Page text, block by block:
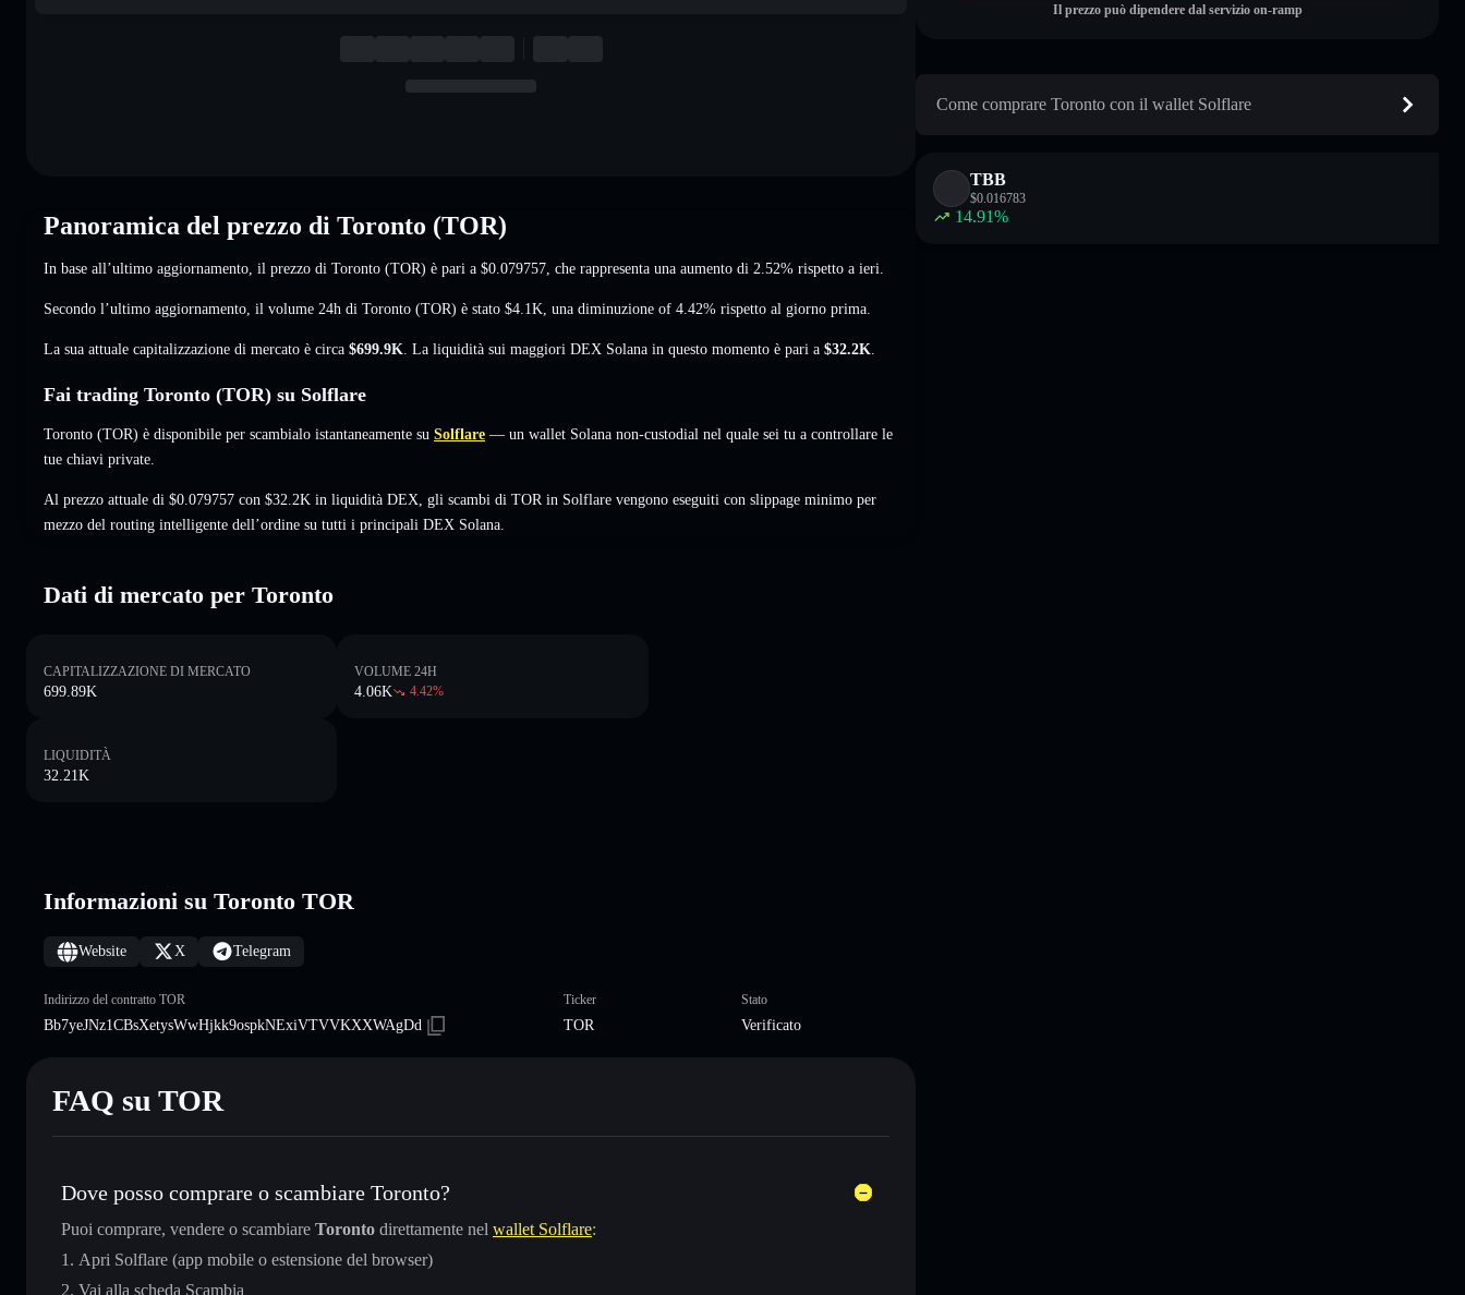
Panoramica del prezzo di Toronto (TOR)
In base all’ultimo aggiornamento, il prezzo di Toronto (TOR) è pari a $0.079757 , che rappresenta una aumento di 2.52% rispetto a ieri.
Secondo l’ultimo aggiornamento, il volume 24h di Toronto (TOR) è stato $4.1K una diminuzione of 4.42% rispetto al giorno prima.
La sua attuale capitalizzazione di mercato è circa $699.9K . La liquidità sui maggiori DEX Solana in questo momento è pari a $32.2K
Fai trading Toronto (TOR) su Solflare
Toronto (TOR) è disponibile per scambialo istantaneamente su Solflare — un wallet Solana non-custodial nel quale sei tu a controllare le
tue chiavi private.
Al prezzo attuale di $0.079757 con $32.2K in liquidità DEX, gli scambi di TOR in Solflare vengono eseguiti con slippage minimo per
mezzo del routing intelligente dell’ordine su tutti i principali DEX Solana.
Dati di mercato per Toronto
CAPITALIZZAZIONE DI MERCATO
699.89K
VOLUME 24H
4.06K 4.42%
LIQUIDITÀ
32.21K
Informazioni su Toronto TOR
Website X Telegram
Indirizzo del contratto TOR
Bb7yeJNz1CBsXetysWwHjkk9ospkNExiVTVVKXXWAgDd
Ticker
TOR
Stato
Verificato
FAQ su TOR
Dove posso comprare o scambiare Toronto?
Puoi comprare, vendere o scambiare Toronto direttamente nel wallet Solflare:
Apri Solflare (app mobile o estensione del browser)
Vai alla scheda Scambia
Il prezzo può dipendere dal servizio on-ramp
Come comprare Toronto con il wallet Solflare
TBB
$0.016783
14.91%